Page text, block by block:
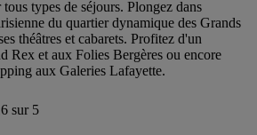
types de séjours. Plongez dans
du quartier dynamique des Grands
théâtres et cabarets. Profitez d'un
Rex et aux Folies Bergères ou encore
aux Galeries Lafayette.
sur 5